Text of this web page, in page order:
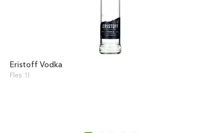
Eristoff Vodka
Fles 1l